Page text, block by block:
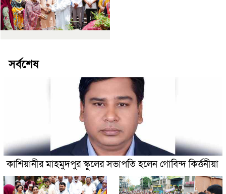
সর্বশেষ
কাশিয়ানীর মাহমুদপুর স্কুলের সভাপতি হলেন গোবিন্দ কির্ত্তনীয়া